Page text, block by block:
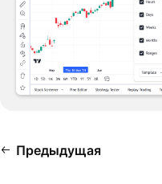
Предыдущая